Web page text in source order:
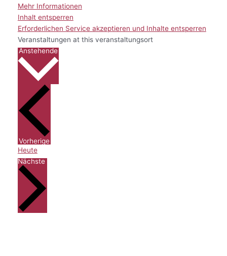
Mehr Informationen
Inhalt entsperren
Erforderlichen Service akzeptieren und Inhalte entsperren
Veranstaltungen at this veranstaltungsort
AnstehendeDatum
wählen.
VorherigeVeranstaltungen
Heute
NächsteVeranstaltungen